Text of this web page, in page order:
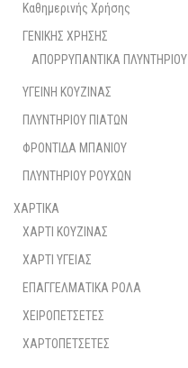
Καθημερινής Χρήσης
ΓΕΝΙΚΗΣ ΧΡΗΣΗΣ
ΑΠΟΡΡΥΠΑΝΤΙΚΑ ΠΛΥΝΤΗΡΙΟΥ
ΥΓΕΙΝΗ ΚΟΥΖΙΝΑΣ
ΠΛΥΝΤΗΡΙΟΥ ΠΙΑΤΩΝ
ΦΡΟΝΤΙΔΑ ΜΠΑΝΙΟΥ
ΠΛΥΝΤΗΡΙΟΥ ΡΟΥΧΩΝ
ΧΑΡΤΙΚΑ
ΧΑΡΤΙ ΚΟΥΖΙΝΑΣ
ΧΑΡΤΙ ΥΓΕΙΑΣ
ΕΠΑΓΓΕΛΜΑΤΙΚΑ ΡΟΛΑ
ΧΕΙΡΟΠΕΤΣΕΤΕΣ
ΧΑΡΤΟΠΕΤΣΕΤΕΣ